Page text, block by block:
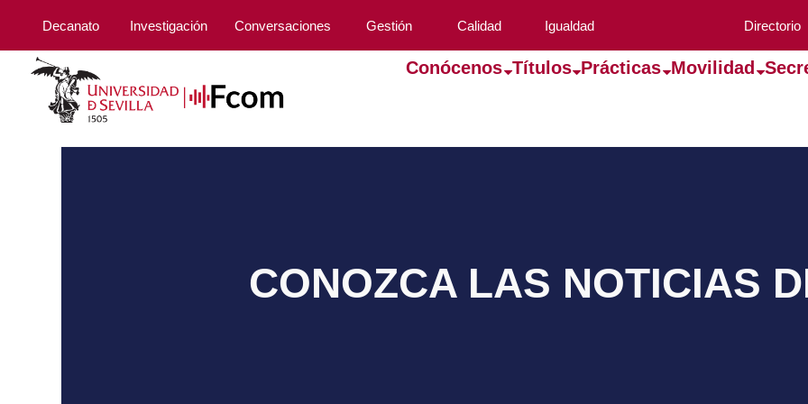
Decanato Investigación Conversaciones Gestión Calidad Igualdad Directorio
Conócenos Títulos Prácticas Movilidad
CONOZCA LAS NOTICIAS